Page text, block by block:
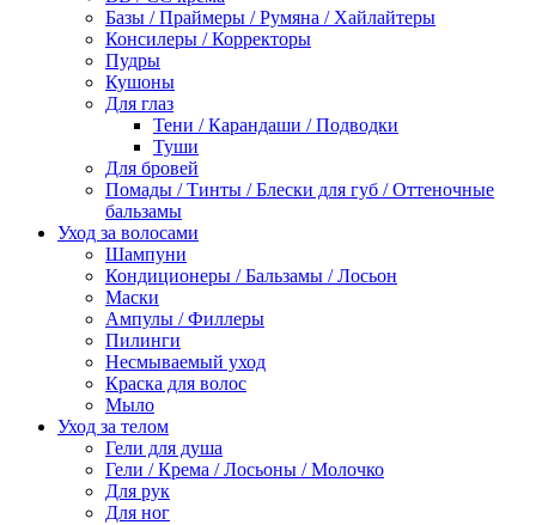
Базы / Праймеры / Румяна / Хайлайтеры
Консилеры / Корректоры
Пудры
Кушоны
Для глаз
Тени / Карандаши / Подводки
Туши
Для бровей
Помады / Тинты / Блески для губ / Оттеночные
бальзамы
Уход за волосами
Шампуни
Кондиционеры / Бальзамы / Лосьон
Маски
Ампулы / Филлеры
Пилинги
Несмываемый уход
Краска для волос
Мыло
Уход за телом
Гели для душа
Гели / Крема / Лосьоны / Молочко
Для рук
Для ног